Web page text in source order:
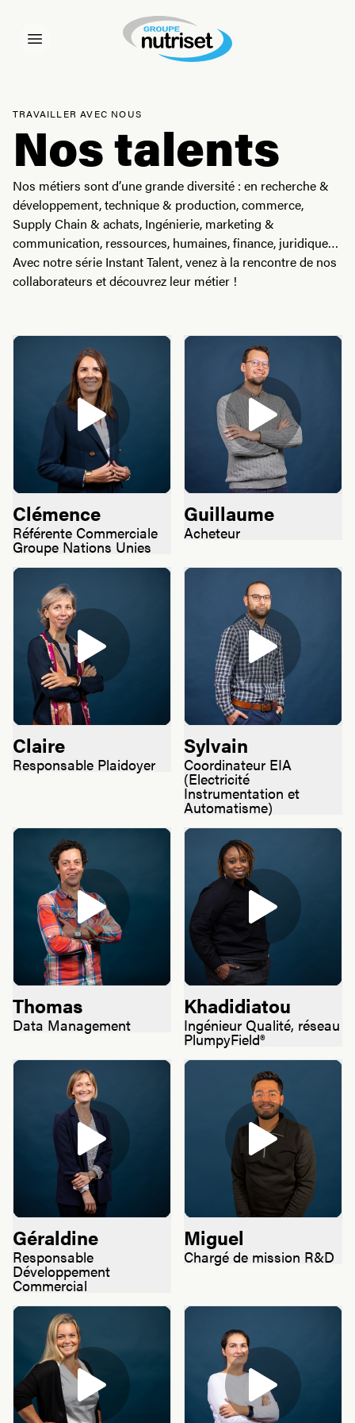
TRAVAILLER AVEC NOUS
Nos talents
Nos métiers sont d’une grande diversité : en recherche &
développement, technique & production, commerce,
Supply Chain & achats, Ingénierie, marketing &
communication, ressources, humaines, finance, juridique…
Avec notre série Instant Talent, venez à la rencontre de nos
collaborateurs et découvrez leur métier !
Clémence
Référente Commerciale
Groupe Nations Unies
Guillaume
Acheteur
Claire
Responsable Plaidoyer
Sylvain
Coordinateur EIA
(Electricité
Instrumentation et
Automatisme)
Thomas
Data Management
Khadidiatou
Ingénieur Qualité, réseau
PlumpyField®
Géraldine
Responsable
Développement
Commercial
Miguel
Chargé de mission R&D